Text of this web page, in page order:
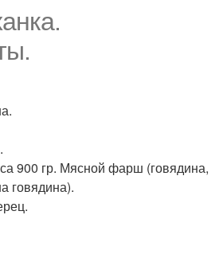
900 гр. Мясной фарш (говядина,
говядина).